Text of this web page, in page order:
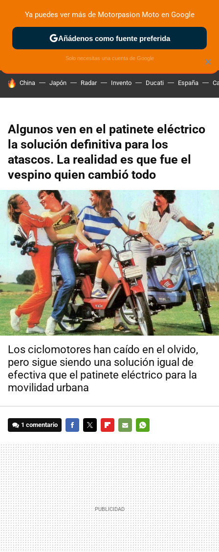
ZONA DE PRUEBAS DEPORTIVAS MOTOS ELÉCTRICAS
HOY SE HABLA DE
China Japón Radar Invento Ducati España
Algunos ven en el patinete eléctrico
la solución definitiva para los
atascos. La realidad es que fue el
vespino quien cambió todo
Los ciclomotores han caído en el olvido,
pero sigue siendo una solución igual de
efectiva que el patinete eléctrico para la
movilidad urbana
1 comentario
MAIL
×
Ya puedes ver más de Motorpasion Moto en Google
Añádenos como fuente preferida
Solo necesitas una cuenta de Google